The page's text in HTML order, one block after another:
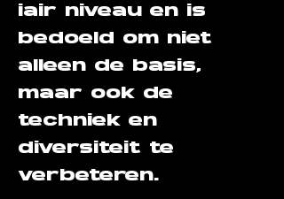
iair niveau en is
bedoeld om niet
alleen de basis,
maar ook de
techniek en
diversiteit te
verbeteren.